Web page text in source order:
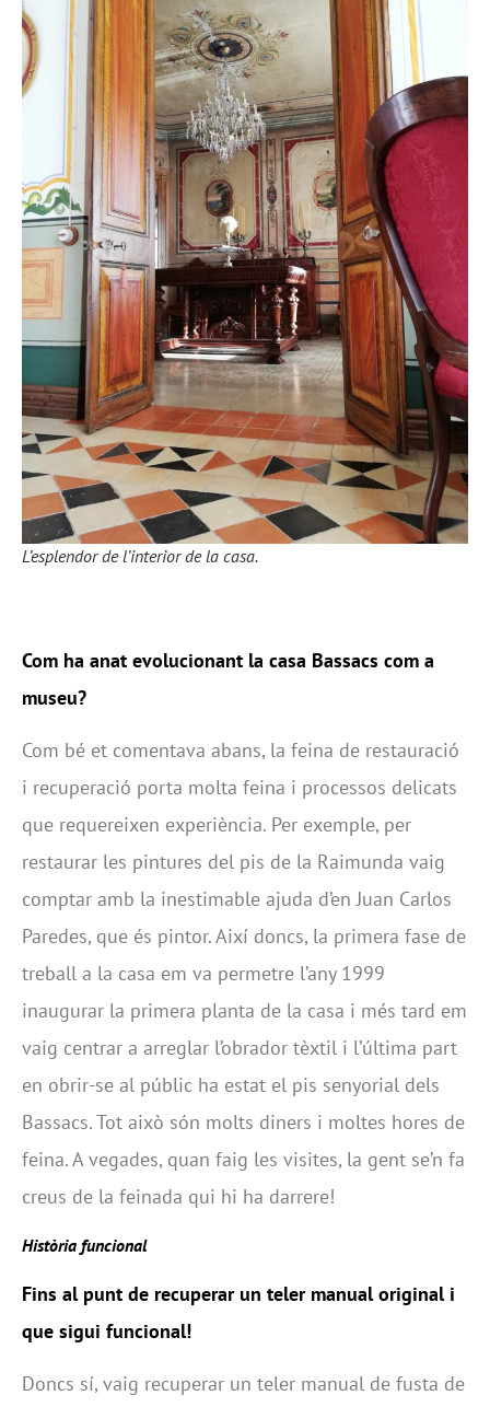
L’esplendor de l’interior de la casa.
Com ha anat evolucionant la casa Bassacs com a
museu?
Com bé et comentava abans, la feina de restauració
i recuperació porta molta feina i processos delicats
que requereixen experiència. Per exemple, per
restaurar les pintures del pis de la Raimunda vaig
comptar amb la inestimable ajuda d’en Juan Carlos
Paredes, que és pintor.Així doncs, la primera fase de
treball a la casa em va permetre l’any 1999
inaugurar la primera planta de la casa i més tard em
vaig centrar a arreglar l’obrador tèxtil i l’última part
en obrir-se al públic ha estat el pis senyorial dels
Bassacs. Tot això són molts diners i moltes hores de
feina. A vegades, quan faig les visites, la gent se’n fa
creus de la feinada qui hi ha darrere!
Història funcional
Fins al punt de recuperar un teler manual original i
que sigui funcional!
Doncs sí, vaig recuperar un teler manual de fusta de